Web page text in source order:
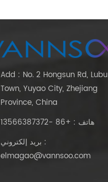
Add : No. 2 Hongsun Rd, Lubu
Town, Yuyao City, Zhejiang
Province, China
هاتف : +86 -13566387372
بريد إلكتروني :
elmagao@vannsoo.com